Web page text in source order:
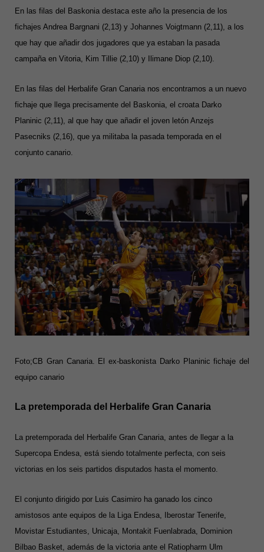
En las filas del Baskonia destaca este año la presencia de los
fichajes Andrea Bargnani (2,13) y Johannes Voigtmann (2,11), a los
que hay que añadir dos jugadores que ya estaban la pasada
campaña en Vitoria, Kim Tillie (2,10) y Ilimane Diop (2,10).
En las filas del Herbalife Gran Canaria nos encontramos a un nuevo
fichaje que llega precisamente del Baskonia, el croata Darko
Planinic (2,11), al que hay que añadir el joven letón Anzejs
Pasecniks (2,16), que ya militaba la pasada temporada en el
conjunto canario.
Foto;CB Gran Canaria. El ex-baskonista Darko Planinic fichaje del
equipo canario
La pretemporada del Herbalife Gran Canaria
La pretemporada del Herbalife Gran Canaria, antes de llegar a la
Supercopa Endesa, está siendo totalmente perfecta, con seis
victorias en los seis partidos disputados hasta el momento.
El conjunto dirigido por Luis Casimiro ha ganado los cinco
amistosos ante equipos de la Liga Endesa, Iberostar Tenerife,
Movistar Estudiantes, Unicaja, Montakit Fuenlabrada, Dominion
Bilbao Basket, además de la victoria ante el Ratiopharm Ulm